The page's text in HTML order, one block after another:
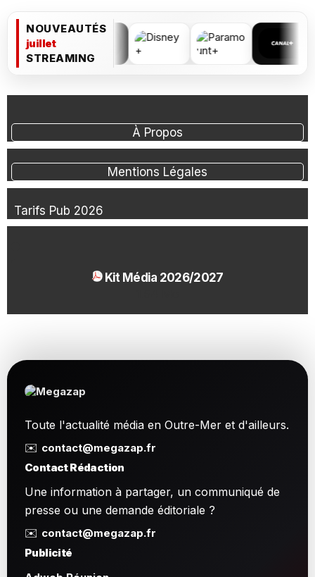
NOUVEAUTÉS
juillet
STREAMING
À Propos
Mentions Légales
Tarifs Pub 2026
Kit Média 2026/2027
Toute l'actualité média en Outre-Mer et d'ailleurs.
✉️ contact@megazap.fr
Contact Rédaction
Une information à partager, un communiqué de
presse ou une demande éditoriale ?
✉️ contact@megazap.fr
Publicité